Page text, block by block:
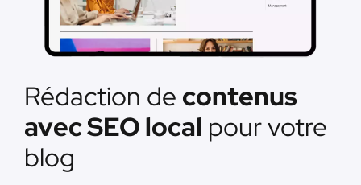
Rédaction de contenus
avec SEO local pour votre
blog